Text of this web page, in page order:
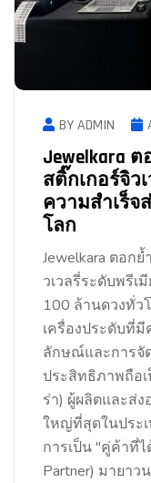
BY ADMIN
Jewelkara
สติ๊กเกอร์จิว
ความสำเร็จ
โลก
Jewelkara ตอก
วเวลรี่ระดับพรีเ
100 ล้านดวงทั่
เครื่องประดับที่
ลักษณ์และการจั
ประสิทธิภาพถือเ
ร่า) ผู้ผลิตและส่ง
ใหญ่ที่สุดในประ
การเป็น "คู่ค้าที่ไ
Partner) มายา